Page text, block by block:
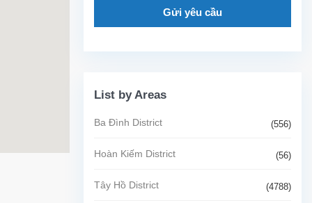
Gửi yêu cầu
List by Areas
Ba Đình District (556)
Hoàn Kiếm District (56)
Tây Hồ District (4788)